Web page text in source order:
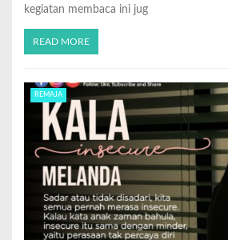
kegiatan membaca ini jug
READ MORE
REMAJA